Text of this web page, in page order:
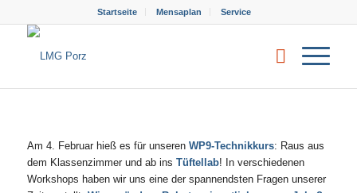
Startseite Mensaplan Service
Am 4. Februar hieß es für unseren WP9-Technikkurs: Raus aus
dem Klassenzimmer und ab ins Tüftellab! In verschiedenen
Workshops haben wir uns eine der spannendsten Fragen unserer